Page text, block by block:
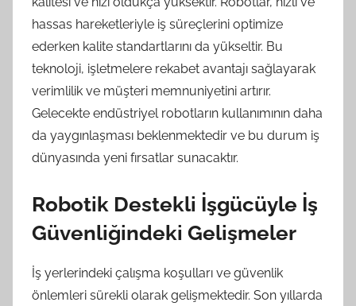
hassas hareketleriyle iş süreçlerini optimize
ederken kalite standartlarını da yükseltir. Bu
teknoloji, işletmelere rekabet avantajı sağlayarak
verimlilik ve müşteri memnuniyetini artırır.
Gelecekte endüstriyel robotların kullanımının daha
da yaygınlaşması beklenmektedir ve bu durum iş
dünyasında yeni fırsatlar sunacaktır.
Robotik Destekli İşgücüyle İş
Güvenliğindeki Gelişmeler
İş yerlerindeki çalışma koşulları ve güvenlik
önlemleri sürekli olarak gelişmektedir. Son yıllarda